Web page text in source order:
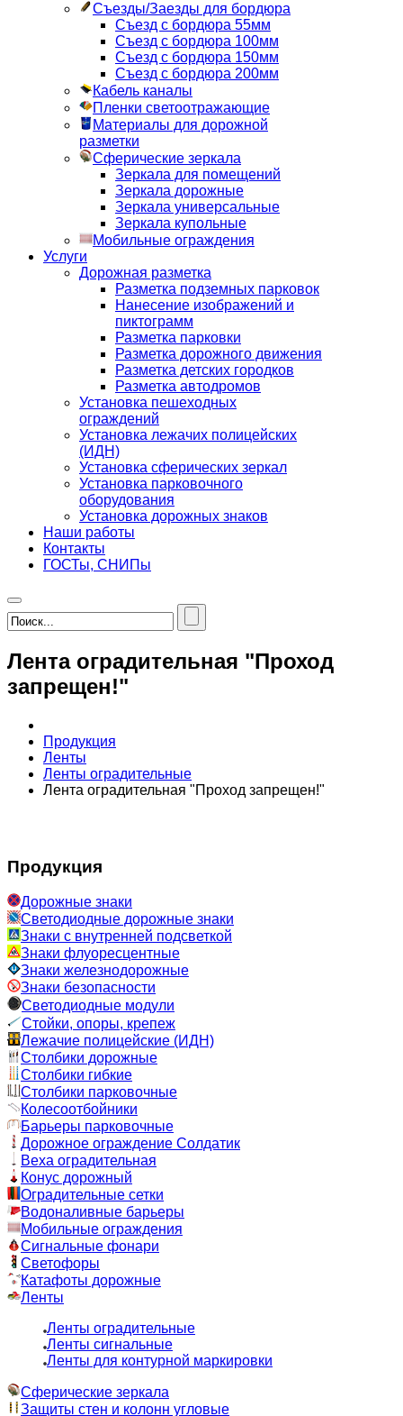
Съезды/Заезды для бордюра
Съезд с бордюра 55мм
Съезд с бордюра 100мм
Съезд с бордюра 150мм
Съезд с бордюра 200мм
Кабель каналы
Пленки светоотражающие
Материалы для дорожной
разметки
Сферические зеркала
Зеркала для помещений
Зеркала дорожные
Зеркала универсальные
Зеркала купольные
Мобильные ограждения
Услуги
Дорожная разметка
Разметка подземных парковок
Нанесение изображений и
пиктограмм
Разметка парковки
Разметка дорожного движения
Разметка детских городков
Разметка автодромов
Установка пешеходных
ограждений
Установка лежачих полицейских
(ИДН)
Установка сферических зеркал
Установка парковочного
оборудования
Установка дорожных знаков
Наши работы
Контакты
ГОСТы, СНИПы
Лента оградительная "Проход
запрещен!"
Продукция
Ленты
Ленты оградительные
Лента оградительная "Проход запрещен!"
Продукция
Дорожные знаки
Светодиодные дорожные знаки
Знаки с внутренней подсветкой
Знаки флуоресцентные
Знаки железнодорожные
Знаки безопасности
Светодиодные модули
Стойки, опоры, крепеж
Лежачие полицейские (ИДН)
Столбики дорожные
Столбики гибкие
Столбики парковочные
Колесоотбойники
Барьеры парковочные
Дорожное ограждение Солдатик
Веха оградительная
Конус дорожный
Оградительные сетки
Водоналивные барьеры
Мобильные ограждения
Сигнальные фонари
Светофоры
Катафоты дорожные
Ленты
Ленты оградительные
Ленты сигнальные
Ленты для контурной маркировки
Сферические зеркала
Защиты стен и колонн угловые